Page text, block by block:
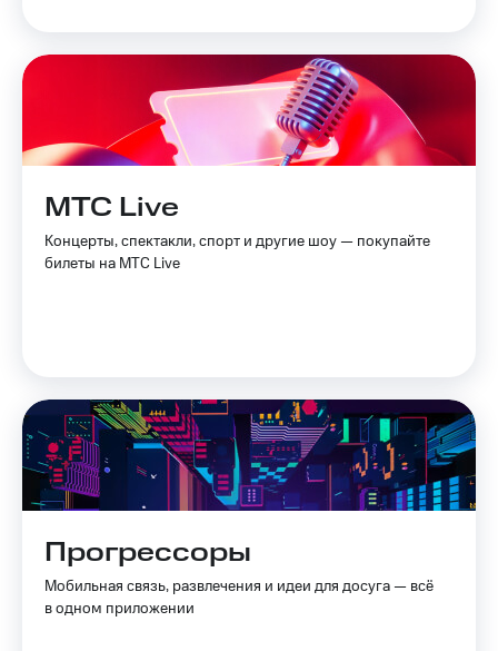
МТС Live
Концерты, спектакли, спорт и другие шоу — покупайте
билеты на МТС Live
Прогрессоры
Мобильная связь, развлечения и идеи для досуга — всё
в одном приложении